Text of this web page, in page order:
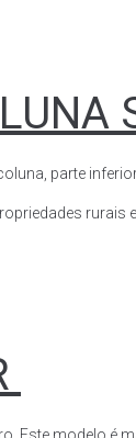
parte